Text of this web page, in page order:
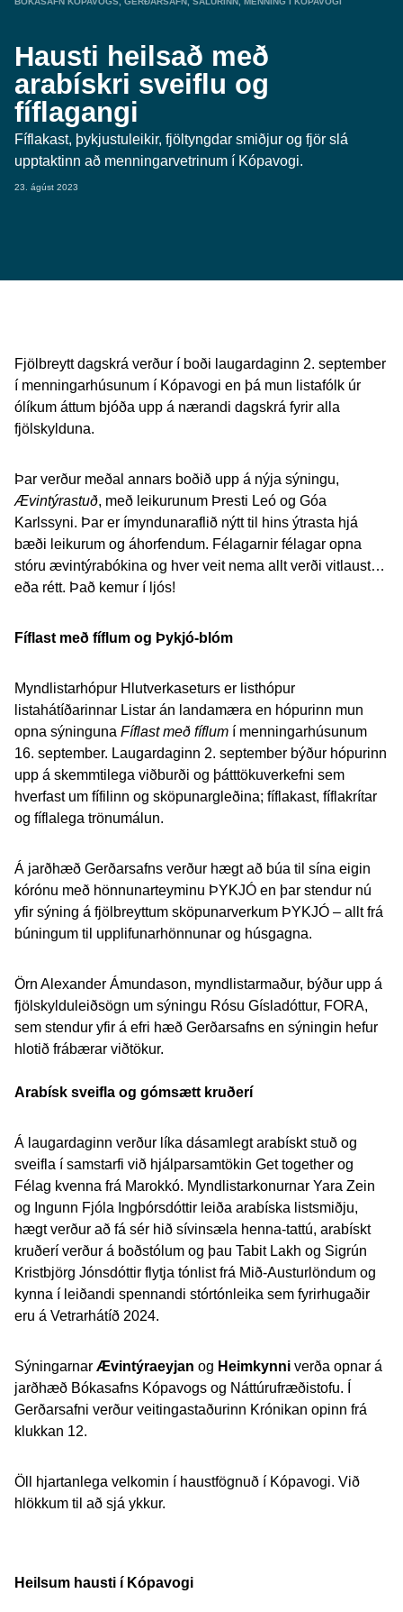
Hausti heilsað með
arabískri sveiflu og
fíflagangi
Fíflakast, þykjustuleikir, fjöltyngdar smiðjur og fjör slá
upptaktinn að menningarvetrinum í Kópavogi.
23. ágúst 2023
Fjölbreytt dagskrá verður í boði laugardaginn 2. september
í menningarhúsunum í Kópavogi en þá mun listafólk úr
ólíkum áttum bjóða upp á nærandi dagskrá fyrir alla
fjölskylduna.
Þar verður meðal annars boðið upp á nýja sýningu,
Ævintýrastuð, með leikurunum Þresti Leó og Góa
Karlssyni. Þar er ímyndunaraflið nýtt til hins ýtrasta hjá
bæði leikurum og áhorfendum. Félagarnir félagar opna
stóru ævintýrabókina og hver veit nema allt verði vitlaust…
eða rétt. Það kemur í ljós!
Fíflast með fíflum og Þykjó-blóm
Myndlistarhópur Hlutverkaseturs er listhópur
listahátíðarinnar Listar án landamæra en hópurinn mun
opna sýninguna Fíflast með fíflum í menningarhúsunum
16. september. Laugardaginn 2. september býður hópurinn
upp á skemmtilega viðburði og þátttökuverkefni sem
hverfast um fífilinn og sköpunargleðina; fíflakast, fíflakrítar
og fíflalega trönumálun.
Á jarðhæð Gerðarsafns verður hægt að búa til sína eigin
kórónu með hönnunarteyminu ÞYKJÓ en þar stendur nú
yfir sýning á fjölbreyttum sköpunarverkum ÞYKJÓ – allt frá
búningum til upplifunarhönnunar og húsgagna.
Örn Alexander Ámundason, myndlistarmaður, býður upp á
fjölskylduleiðsögn um sýningu Rósu Gísladóttur, FORA,
sem stendur yfir á efri hæð Gerðarsafns en sýningin hefur
hlotið frábærar viðtökur.
Arabísk sveifla og gómsætt kruðerí
Á laugardaginn verður líka dásamlegt arabískt stuð og
sveifla í samstarfi við hjálparsamtökin Get together og
Félag kvenna frá Marokkó. Myndlistarkonurnar Yara Zein
og Ingunn Fjóla Ingþórsdóttir leiða arabíska listsmiðju,
hægt verður að fá sér hið sívinsæla henna-tattú, arabískt
kruðerí verður á boðstólum og þau Tabit Lakh og Sigrún
Kristbjörg Jónsdóttir flytja tónlist frá Mið-Austurlöndum og
kynna í leiðandi spennandi stórtónleika sem fyrirhugaðir
eru á Vetrarhátíð 2024.
Sýningarnar Ævintýraeyjan og Heimkynni verða opnar á
jarðhæð Bókasafns Kópavogs og Náttúrufræðistofu. Í
Gerðarsafni verður veitingastaðurinn Krónikan opinn frá
klukkan 12.
Öll hjartanlega velkomin í haustfögnuð í Kópavogi. Við
hlökkum til að sjá ykkur.
Heilsum hausti í Kópavogi